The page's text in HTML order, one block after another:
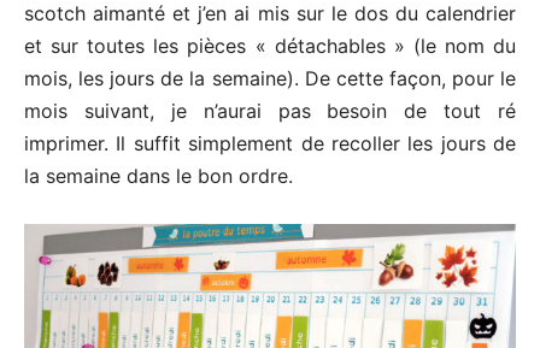
scotch aimanté et j’en ai mis sur le dos du calendrier
et sur toutes les pièces « détachables » (le nom du
mois, les jours de la semaine). De cette façon, pour le
mois suivant, je n’aurai pas besoin de tout ré
imprimer. Il suffit simplement de recoller les jours de
la semaine dans le bon ordre.